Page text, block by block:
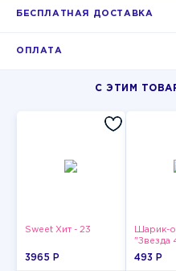
БЕСПЛАТНАЯ ДОСТАВКА
ОПЛАТА
С ЭТИМ
Sweet Хит - 23
3965 P
Шарик-
"Звезда
493 P